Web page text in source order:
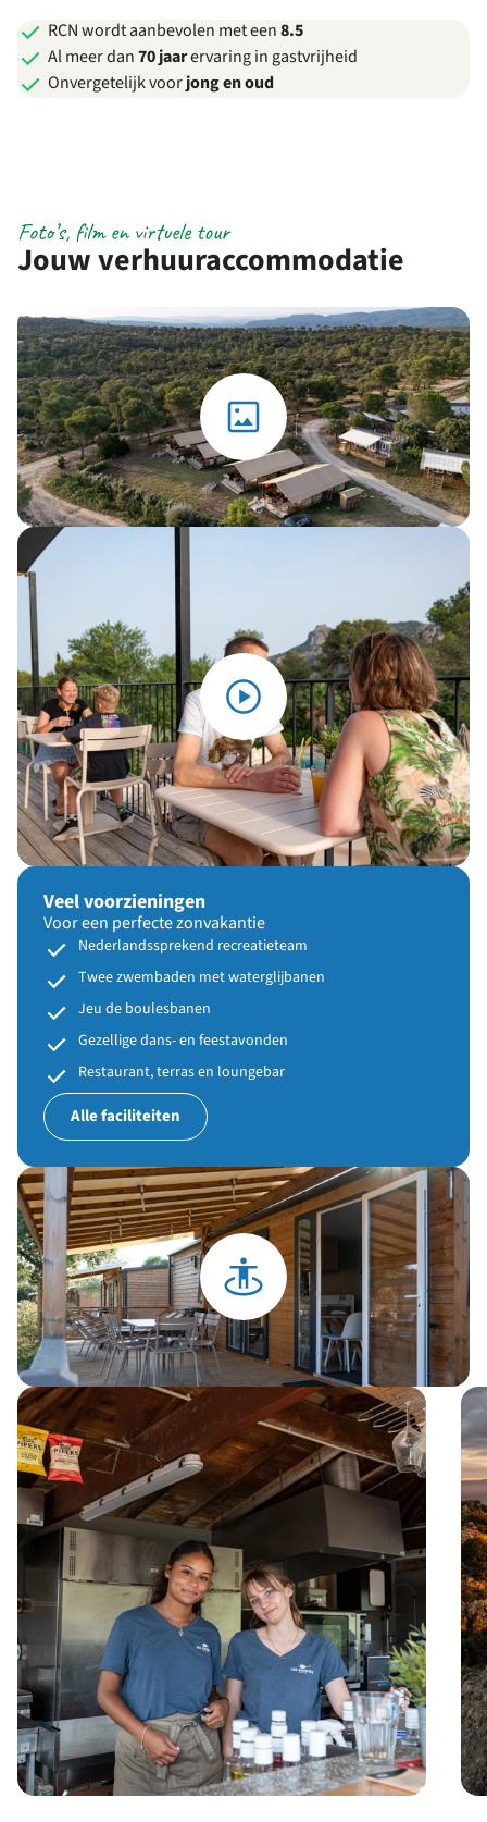
RCN wordt aanbevolen met een8.5
Al meer dan70 jaarervaring in gastvrijheid
Onvergetelijk voorjong en oud
Jouw verhuuraccommodatie
Foto’s, film en virtuele tour
Veel voorzieningen
Voor een perfecte zonvakantie
Nederlandssprekend recreatieteam
Twee zwembaden met waterglijbanen
Jeu de boulesbanen
Gezellige dans- en feestavonden
Restaurant, terras en loungebar
Alle faciliteiten